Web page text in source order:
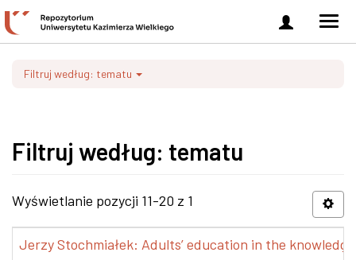
Zaloguj
się
Filtruj według: tematu
Filtruj według: tematu
Wyświetlanie pozycji 11-20 z 1
Jerzy Stochmiałek: Adults’ education in the